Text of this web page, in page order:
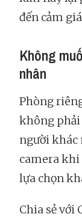
đến cảm
Không
nhân
Phòng
không phải
người khác
camera
lựa chọn
Chia sẻ với